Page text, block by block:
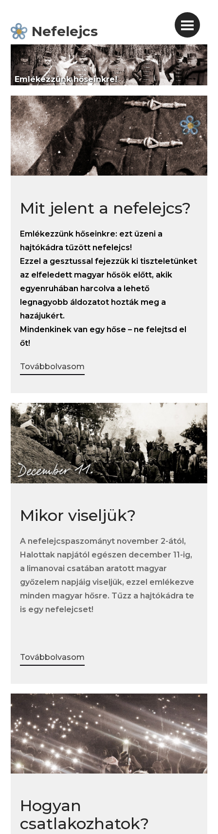
Nefelejcs
Emlékezzünk hőseinkre!
Mit jelent a nefelejcs?
Emlékezzünk hőseinkre: ezt üzeni a
hajtókádra tűzött nefelejcs!
Ezzel a gesztussal fejezzük ki tiszteletünket
az elfeledett magyar hősök előtt, akik
egyenruhában harcolva a lehető
legnagyobb áldozatot hozták meg a
hazájukért.
Mindenkinek van egy hőse – ne felejtsd el
őt!
Továbbolvasom
Mikor viseljük?
A nefelejcspaszományt november 2-ától,
Halottak napjától egészen december 11-ig,
a limanovai csatában aratott magyar
győzelem napjáig viseljük, ezzel emlékezve
minden magyar hősre. Tűzz a hajtókádra te
is egy nefelejcset!
Továbbolvasom
Hogyan
csatlakozhatok?